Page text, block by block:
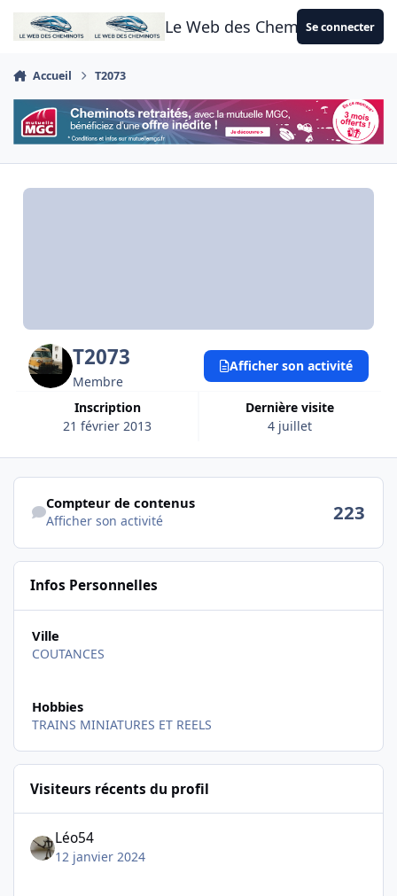
Aller au contenu
Le Web des CheminotsSe connecter
Accueil T2073
T2073
Membre
Inscription
21 février 2013
Dernière visite
4 juillet
Afficher son activité
Afficher son activité
Compteur de contenus
Afficher son activité 223
Infos Personnelles
Ville
COUTANCES
Hobbies
TRAINS MINIATURES ET REELS
Visiteurs récents du profil
Léo54
12 janvier 2024